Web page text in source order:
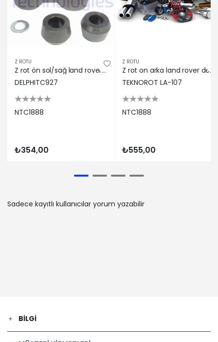
Z ROTU
Z rot ön sol/sağ land rover dıscovery ı 84-98 ntc1888
DELPHITC927
NTC1888
₺354,00
Z ROTU
Z rot on arka land rover defender 90>00 dıscovery 89>98 Teknorot NTC1888
TEKNOROT LA-107
NTC1888
₺555,00
Sadece kayıtlı kullanıcılar yorum yazabilir
BILGI